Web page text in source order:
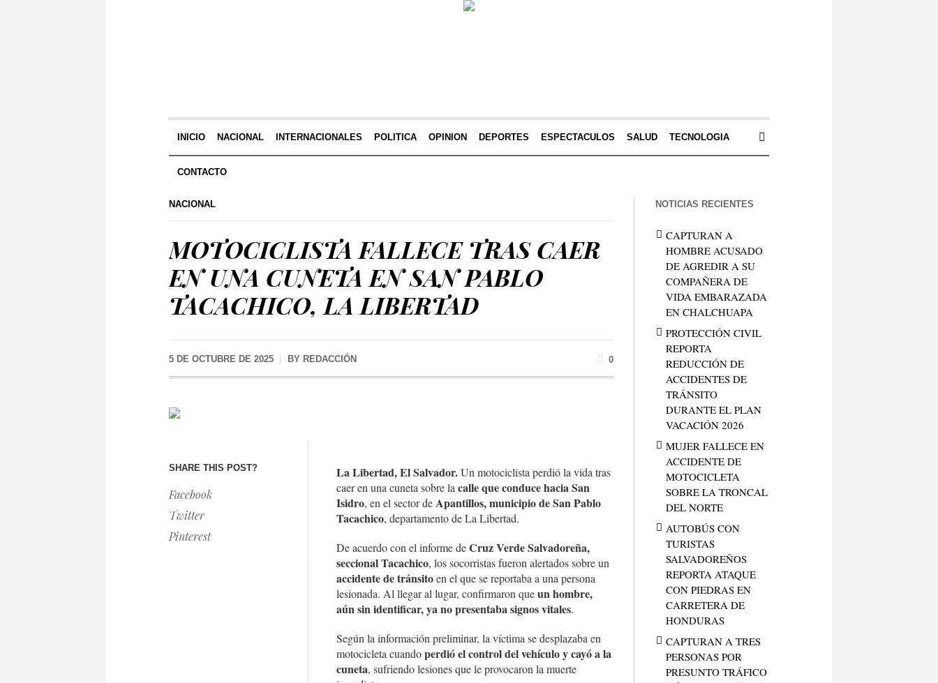
INICIO NACIONAL INTERNACIONALES POLITICA OPINION DEPORTES ESPECTACULOS SALUD TECNOLOGIA
CONTACTO
NACIONAL
MOTOCICLISTA FALLECE TRAS CAER
EN UNA CUNETA EN SAN PABLO
TACACHICO, LA LIBERTAD
5 DE OCTUBRE DE 2025 BY REDACCIÓN 0
SHARE THIS POST?
Facebook
Twitter
Pinterest
La Libertad, El Salvador.Un motociclista perdió la vida tras
caer en una cuneta sobre lacalle que conduce hacia San
Isidro, en el sector deApantillos, municipio de San Pablo
Tacachico, departamento de La Libertad.
De acuerdo con el informe deCruz Verde Salvadoreña,
seccional Tacachico, los socorristas fueron alertados sobre un
accidente de tránsitoen el que se reportaba a una persona
lesionada. Al llegar al lugar, confirmaron queun hombre,
aún sin identificar, ya no presentaba signos vitales.
Según la información preliminar, la víctima se desplazaba en
motocicleta cuandoperdió el control del vehículo y cayó a la
cuneta, sufriendo lesiones que le provocaron la muerte
NOTICIAS RECIENTES
CAPTURAN A
HOMBRE ACUSADO
DE AGREDIR A SU
COMPAÑERA DE
VIDA EMBARAZADA
EN CHALCHUAPA
PROTECCIÓN CIVIL
REPORTA
REDUCCIÓN DE
ACCIDENTES DE
TRÁNSITO
DURANTE EL PLAN
VACACIÓN 2026
MUJER FALLECE EN
ACCIDENTE DE
MOTOCICLETA
SOBRE LA TRONCAL
DEL NORTE
AUTOBÚS CON
TURISTAS
SALVADOREÑOS
REPORTA ATAQUE
CON PIEDRAS EN
CARRETERA DE
HONDURAS
CAPTURAN A TRES
PERSONAS POR
PRESUNTO TRÁFICO